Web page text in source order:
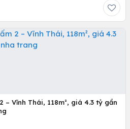
– Vĩnh Thái, 118m², giá 4.3 tỷ gần